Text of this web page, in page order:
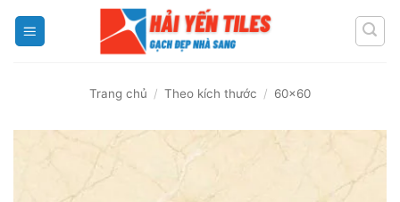
Trang chủ / Theo kích thước / 60x60